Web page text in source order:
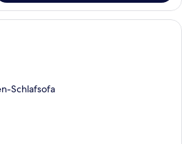
Ein modernes Hotelzimmer mit einer
Schlafsofa